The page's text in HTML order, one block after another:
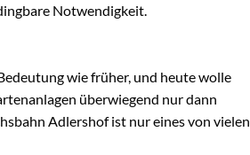
Notwendigkeit.
wie früher, und heute wolle
überwiegend nur dann
Adlershof ist nur eines von vielen.